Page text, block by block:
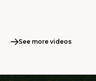
See more videos